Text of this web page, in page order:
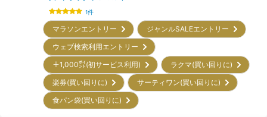
1件
マラソンエントリー
ジャンルSALEエントリー
ウェブ検索利用エントリー
＋1,000㌽(初サービス利用)
ラクマ(買い回りに)
楽券(買い回りに)
サーティワン(買い回りに)
食パン袋(買い回りに)